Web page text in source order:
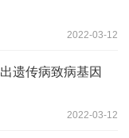
2022-03-12
遗传病致病基因
2022-03-12